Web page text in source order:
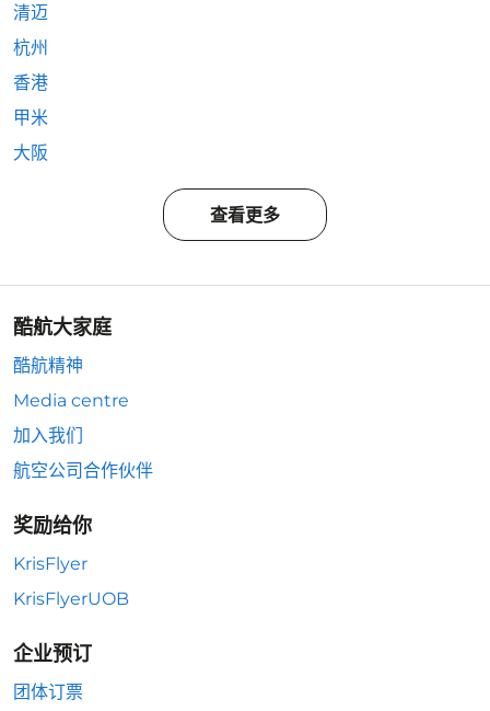
清迈
杭州
香港
甲米
大阪
查看更多
酷航大家庭
酷航精神
Media centre
加入我们
航空公司合作伙伴
奖励给你
KrisFlyer
KrisFlyerUOB
企业预订
团体订票